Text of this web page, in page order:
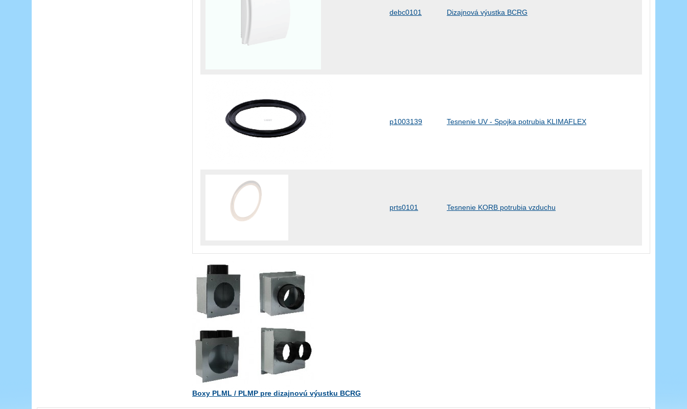
debc0101 Dizajnová výustka BCRG
p1003139 Tesnenie UV - Spojka potrubia KLIMAFLEX
prts0101 Tesnenie KORB potrubia vzduchu
Boxy PLML / PLMP pre dizajnovú výustku BCRG